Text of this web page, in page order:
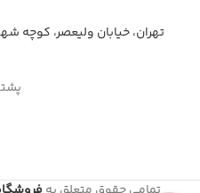
تهران، خیابان ولیعصر، کوچه